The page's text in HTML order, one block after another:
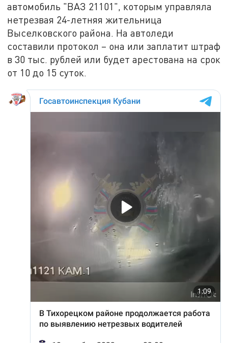
автомобиль "ВАЗ 21101", которым управляла
нетрезвая 24-летняя жительница
Выселковского района. На автоледи
составили протокол – она или заплатит штраф
в 30 тыс. рублей или будет арестована на срок
от 10 до 15 суток.